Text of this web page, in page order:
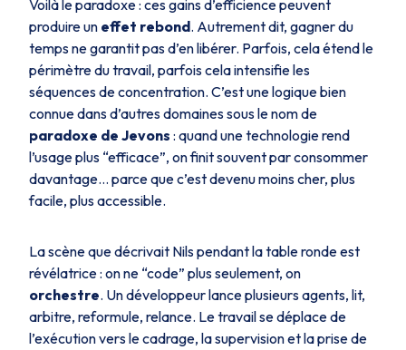
Voilà le paradoxe : ces gains d’efficience peuvent
produire un effet rebond. Autrement dit, gagner du
temps ne garantit pas d’en libérer. Parfois, cela étend le
périmètre du travail, parfois cela intensifie les
séquences de concentration. C’est une logique bien
connue dans d’autres domaines sous le nom de
paradoxe de Jevons : quand une technologie rend
l’usage plus “efficace”, on finit souvent par consommer
davantage… parce que c’est devenu moins cher, plus
facile, plus accessible.
La scène que décrivait Nils pendant la table ronde est
révélatrice : on ne “code” plus seulement, on
orchestre. Un développeur lance plusieurs agents, lit,
arbitre, reformule, relance. Le travail se déplace de
l’exécution vers le cadrage, la supervision et la prise de